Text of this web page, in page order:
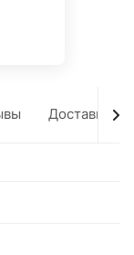
Доставка